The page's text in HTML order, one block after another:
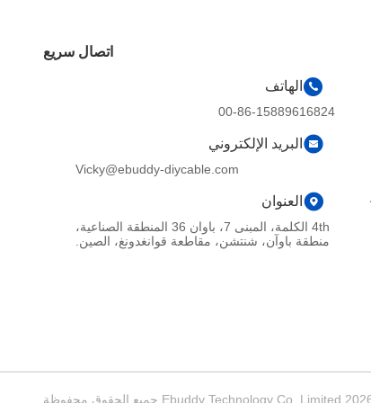
اتصال سريع
الهاتف
00-86-15889616824
البريد الإلكتروني
Vicky@ebuddy-diycable.com
العنوان
4th الكلمة، المبنى 7، باوان 36 المنطقة الصناعية،
منطقة باوآن، شنتشن، مقاطعة قوانغدونغ، الصين.